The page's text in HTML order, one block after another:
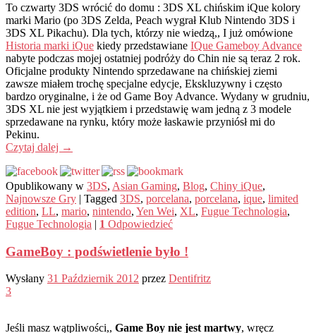
To czwarty 3DS wrócić do domu : 3DS XL chińskim iQue kolory
marki Mario (po 3DS Zelda, Peach wygrał Klub Nintendo 3DS i
3DS XL Pikachu). Dla tych, którzy nie wiedzą,, I już omówione
Historia marki iQue kiedy przedstawiane IQue Gameboy Advance
nabyte podczas mojej ostatniej podróży do Chin nie są teraz 2 rok.
Oficjalne produkty Nintendo sprzedawane na chińskiej ziemi
zawsze miałem trochę specjalne edycje, Ekskluzywny i często
bardzo oryginalne, i że od Game Boy Advance. Wydany w grudniu,
3DS XL nie jest wyjątkiem i przedstawię wam jedną z 3 modele
sprzedawane na rynku, który może łaskawie przyniósł mi do
Pekinu.
Czytaj dalej →
Opublikowany w 3DS, Asian Gaming, Blog, Chiny iQue,
Najnowsze Gry | Tagged 3DS, porcelana, porcelana, ique, limited
edition, LL, mario, nintendo, Yen Wei, XL, Fugue Technologia,
Fugue Technologia | 1 Odpowiedzieć
GameBoy : podświetlenie było !
Wysłany 31 Październik 2012 przez Dentifritz
3
Jeśli masz wątpliwości,, Game Boy nie jest martwy, wręcz